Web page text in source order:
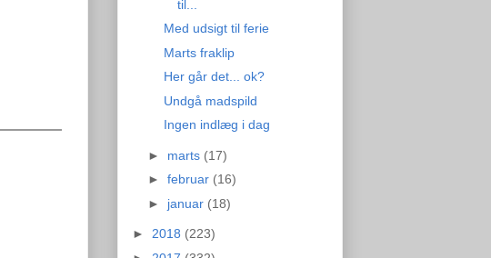
til...
Med udsigt til ferie
Marts fraklip
Her går det... ok?
Undgå madspild
Ingen indlæg i dag
► marts (17)
► februar (16)
► januar (18)
► 2018 (223)